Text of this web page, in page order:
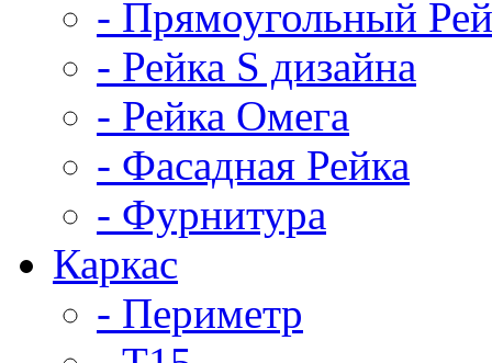
- Прямоугольный
- Рейка S дизайна
- Рейка Омега
- Фасадная Рейка
- Фурнитура
Каркас
- Периметр